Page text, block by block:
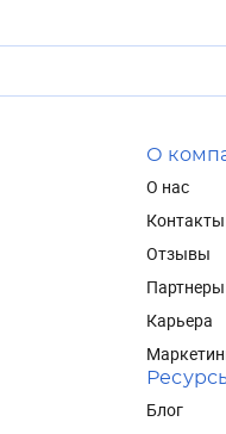
О
О нас
Контакты
Отзывы
Партнеры
Карьера
Блог